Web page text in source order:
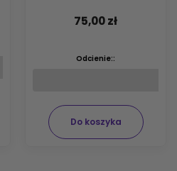
włosy 74ml
75,00 zł
Do koszyka
Odcienie::